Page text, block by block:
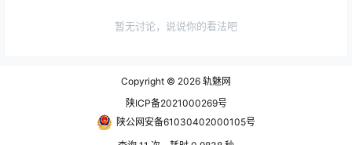
暂无讨论，说说你的看法吧
Copyright © 2026 轨魅网
陕ICP备2021000269号
陕公网安备61030402000105号